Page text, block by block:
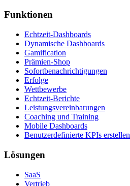
Funktionen
Echtzeit-Dashboards
Dynamische Dashboards
Gamification
Prämien-Shop
Sofortbenachrichtigungen
Erfolge
Wettbewerbe
Echtzeit-Berichte
Leistungsvereinbarungen
Coaching und Training
Mobile Dashboards
Benutzerdefinierte KPIs erstellen
Lösungen
SaaS
Vertrieb